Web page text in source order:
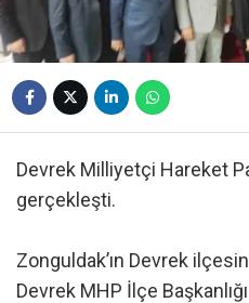
Devrek Milliyetçi Hareket
gerçekleşti.
Zonguldak’ın Devrek
Devrek MHP İlçe